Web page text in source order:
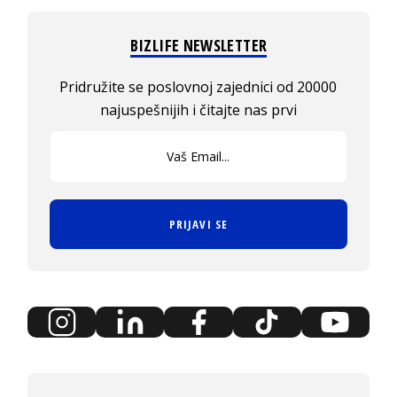
BIZLIFE NEWSLETTER
Pridružite se poslovnoj zajednici od 20000
najuspešnijih i čitajte nas prvi
PRIJAVI SE